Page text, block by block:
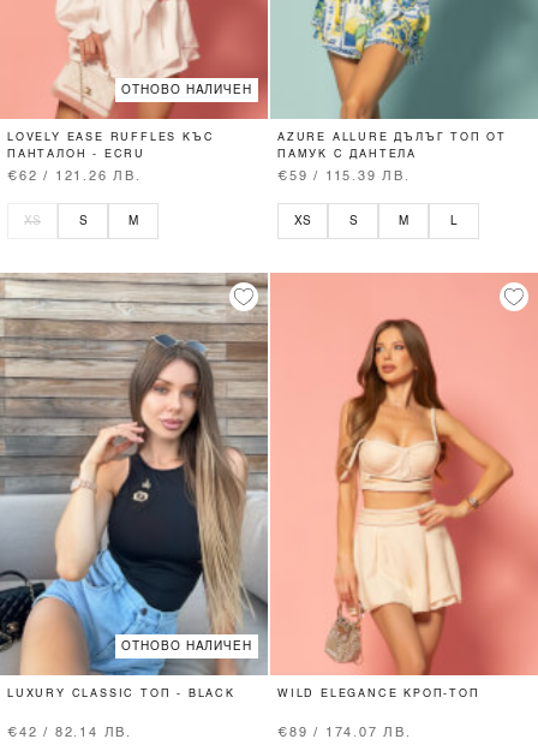
ОТНОВО НАЛИЧЕН
LOVELY EASE RUFFLES КЪС
ПАНТАЛОН - ECRU
€62 / 121.26 ЛВ.
XS S M
AZURE ALLURE ДЪЛЪГ ТОП ОТ
ПАМУК С ДАНТЕЛА
€59 / 115.39 ЛВ.
XS S M L
ОТНОВО НАЛИЧЕН
LUXURY CLASSIC ТОП - BLACK
€42 / 82.14 ЛВ.
WILD ELEGANCE КРОП-ТОП
€89 / 174.07 ЛВ.